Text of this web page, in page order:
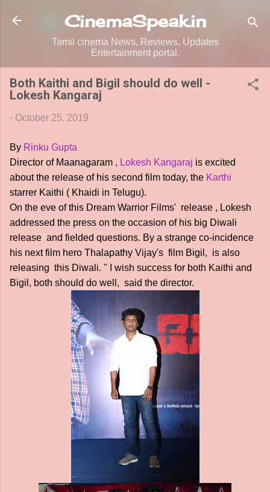
Skip to main content
CinemaSpeak.in
Tamil cinema News, Reviews, Updates
Entertainment portal.
Both Kaithi and Bigil should do well -
Lokesh Kangaraj
- October 25, 2019
By Rinku Gupta
Director of Maanagaram , Lokesh Kangaraj is excited
about the release of his second film today, the Karthi
starrer Kaithi ( Khaidi in Telugu).
On the eve of this Dream Warrior Films' release , Lokesh
addressed the press on the occasion of his big Diwali
release and fielded questions. By a strange co-incidence
his next film hero Thalapathy Vijay's film Bigil, is also
releasing this Diwali. " I wish success for both Kaithi and
Bigil, both should do well, said the director.